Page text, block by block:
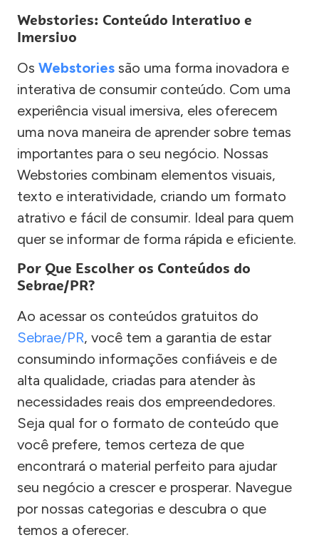
Webstories: Conteúdo Interativo e
Imersivo
Os Webstories são uma forma inovadora e
interativa de consumir conteúdo. Com uma
experiência visual imersiva, eles oferecem
uma nova maneira de aprender sobre temas
importantes para o seu negócio. Nossas
Webstories combinam elementos visuais,
texto e interatividade, criando um formato
atrativo e fácil de consumir. Ideal para quem
quer se informar de forma rápida e eficiente.
Por Que Escolher os Conteúdos do
Sebrae/PR?
Ao acessar os conteúdos gratuitos do
Sebrae/PR, você tem a garantia de estar
consumindo informações confiáveis e de
alta qualidade, criadas para atender às
necessidades reais dos empreendedores.
Seja qual for o formato de conteúdo que
você prefere, temos certeza de que
encontrará o material perfeito para ajudar
seu negócio a crescer e prosperar. Navegue
por nossas categorias e descubra o que
temos a oferecer.